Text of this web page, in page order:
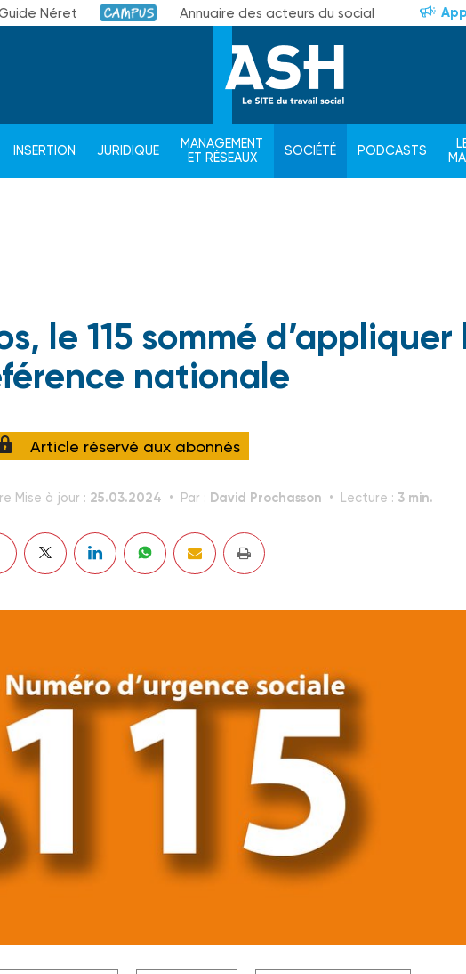
Néret Campus Annuaire des acteurs du social
INSERTION JURIDIQUE
MANAGEMENT
ET RÉSEAUX
SOCIÉTÉ PODCASTS
le 115 sommé d’appliquer
nationale
Article réservé aux abonnés
Mise à jour : 25.03.2024 Par : David Prochasson Lecture : 3 min.